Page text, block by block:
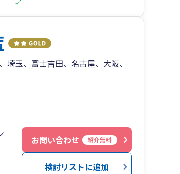
ポートしております。
す。
法人、社会福祉法人、企業型保育
玉、富士吉田、名古屋、大阪、
を提供し続けます。お客様のニー
ていただけるサービスを提供する
ント集団として、これからも邁進
お問い合わせ 紹介無料
検討リストに追加